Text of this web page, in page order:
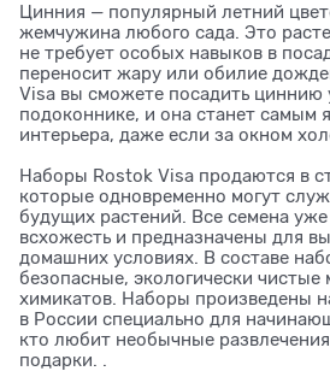
Цинния — популярный летний
жемчужина любого сада. Это
не требует особых навыков в
переносит жару или обилие
Visa вы сможете посадить циннию
подоконнике, и она станет самым
интерьера, даже если за окном
Наборы Rostok Visa продаются в
которые одновременно могут
будущих растений. Все семена
всхожесть и предназначены для
домашних условиях. В составе
безопасные, экологически чистые
химикатов. Наборы произведены
в России специально для
кто любит необычные
подарки. .